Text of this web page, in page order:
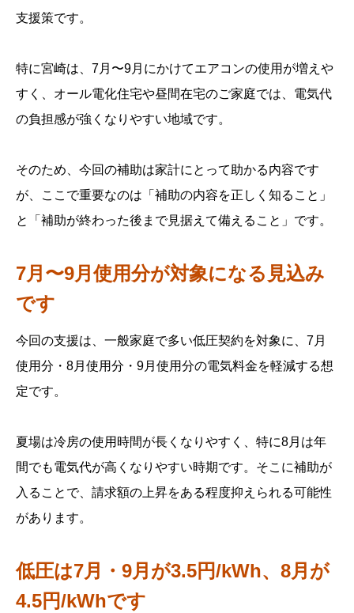
支援策です。
特に宮崎は、7月〜9月にかけてエアコンの使用が増えや
すく、オール電化住宅や昼間在宅のご家庭では、電気代
の負担感が強くなりやすい地域です。
そのため、今回の補助は家計にとって助かる内容です
が、ここで重要なのは「補助の内容を正しく知ること」
と「補助が終わった後まで見据えて備えること」です。
7月〜9月使用分が対象になる見込み
です
今回の支援は、一般家庭で多い低圧契約を対象に、7月
使用分・8月使用分・9月使用分の電気料金を軽減する想
定です。
夏場は冷房の使用時間が長くなりやすく、特に8月は年
間でも電気代が高くなりやすい時期です。そこに補助が
入ることで、請求額の上昇をある程度抑えられる可能性
があります。
低圧は7月・9月が3.5円/kWh、8月が
4.5円/kWhです